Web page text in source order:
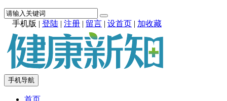
手机版 | 登陆 | 注册 | 留言 | 设首页 | 加收藏
手机导航
首页